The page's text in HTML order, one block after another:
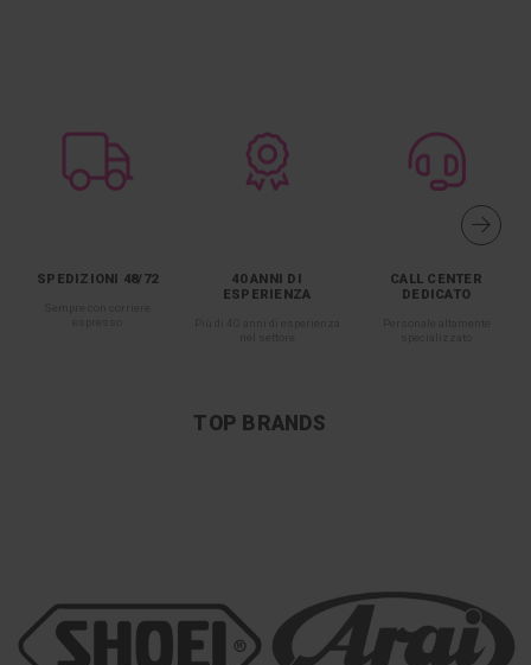
SPEDIZIONI 48/72
40 ANNI DI
ESPERIENZA
CALL CENTER
DEDICATO
TOP BRANDS